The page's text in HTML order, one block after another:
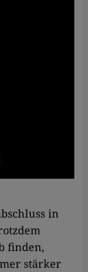
in
finden,
stärker